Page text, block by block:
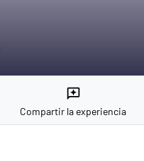
reviews
Compartir la experiencia